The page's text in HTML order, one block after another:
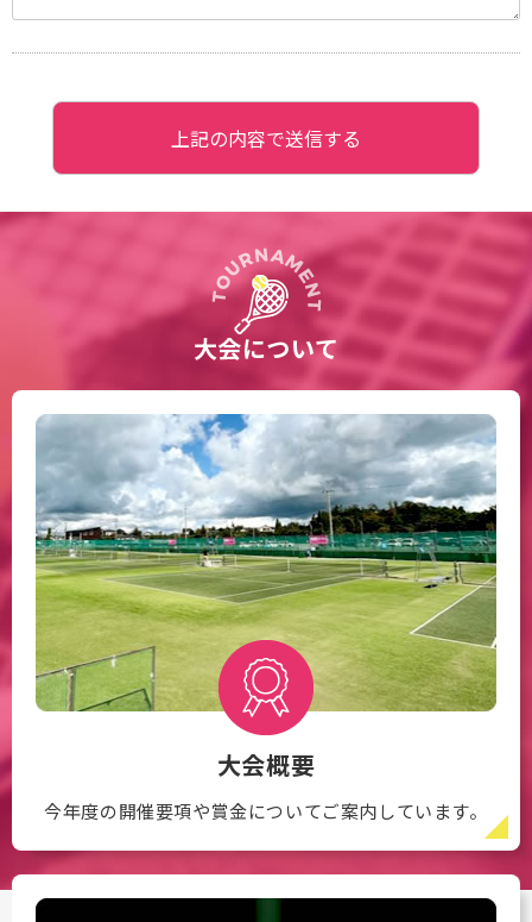
大会について
大会概要
今年度の開催要項や賞金についてご案内しています。